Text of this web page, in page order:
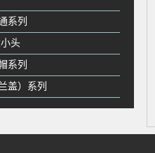
系列
头
系列
盖）系列